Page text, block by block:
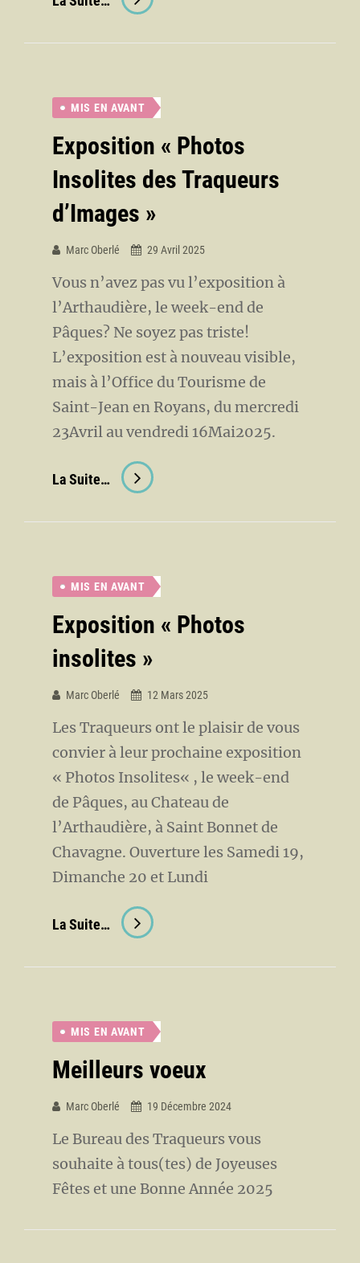
Photos »Au
Fil
MIS EN AVANT
Exposition « Photos
Insolites des Traqueurs
d’Images »
Marc Oberlé 29 Avril 2025
Vous n’avez pas vu l’exposition à
l’Arthaudière, le week-end de
Pâques? Ne soyez pas triste!
L’exposition est à nouveau visible,
mais à l’Office du Tourisme de
Saint-Jean en Royans, du mercredi
23Avril au vendredi 16Mai2025.
La Suite… Exposition
« Photos
Insolites
D’Images »
MIS EN AVANT
Exposition « Photos
insolites »
Marc Oberlé 12 Mars 2025
Les Traqueurs ont le plaisir de vous
convier à leur prochaine exposition
« Photos Insolites« , le week-end
de Pâques, au Chateau de
l’Arthaudière, à Saint Bonnet de
Chavagne. Ouverture les Samedi 19,
Dimanche 20 et Lundi
La Suite… Exposition
« Photos
Insolites »
MIS EN AVANT
Meilleurs voeux
Marc Oberlé 19 Décembre 2024
Le Bureau des Traqueurs vous
souhaite à tous(tes) de Joyeuses
Fêtes et une Bonne Année 2025